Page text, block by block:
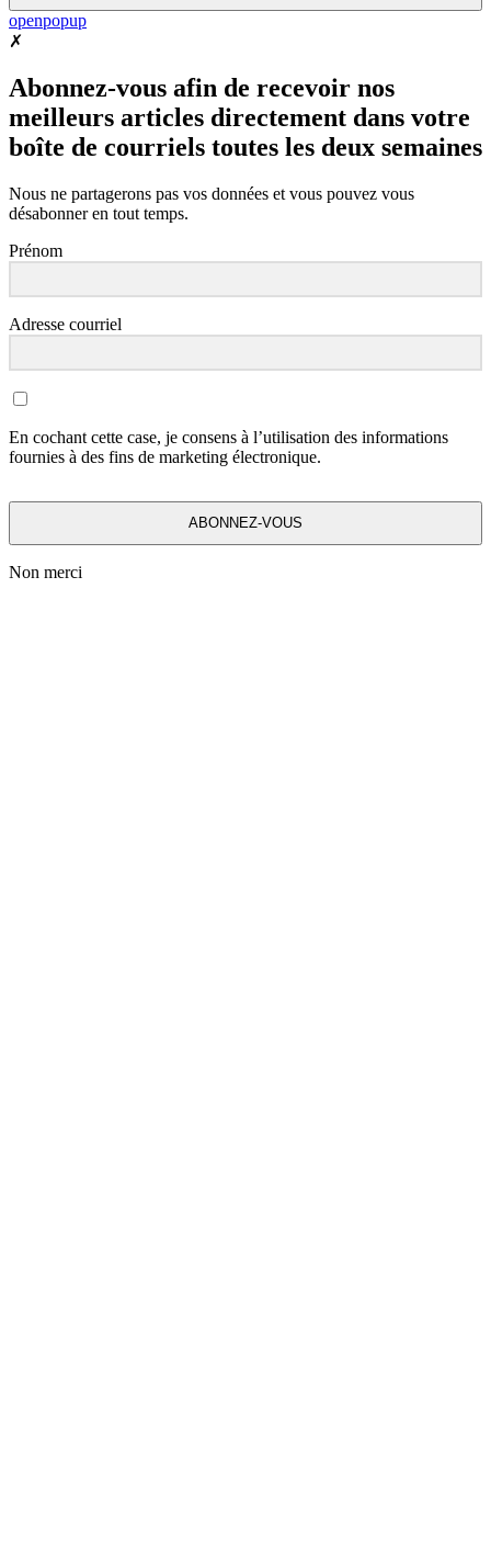
openpopup
✗
Abonnez-vous afin de recevoir nos
meilleurs articles directement dans votre
boîte de courriels toutes les deux semaines
Nous ne partagerons pas vos données et vous pouvez vous
désabonner en tout temps.
Prénom
Adresse courriel
En cochant cette case, je consens à l’utilisation des informations
fournies à des fins de marketing électronique.
ABONNEZ-VOUS
Non merci